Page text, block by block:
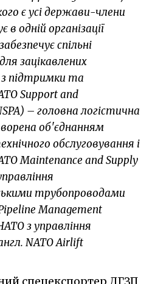
є усі держави-члени
одній організації
спільні
зацікавлених
підтримки та
Support and
– головна логістична
об'єднанням
обслуговування і
Maintenance and Supply
трубопроводами
Management
з управління
NATO Airlift